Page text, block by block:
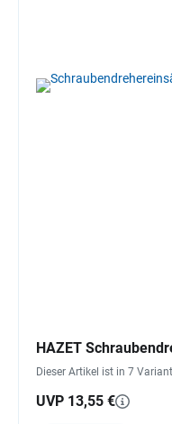
HAZET
Dieser Artikel ist in 7
UVP 13,55 €